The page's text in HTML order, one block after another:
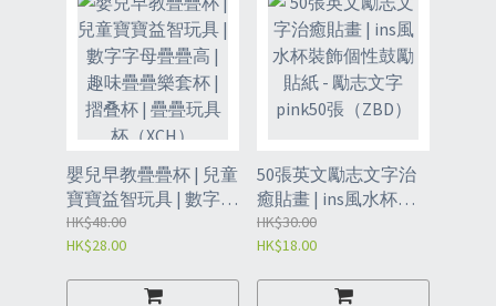
嬰兒早教疊疊杯 | 兒童
寶寶益智玩具 | 數字字
母疊疊高 | 趣味疊疊樂
套杯 | 摺叠杯 | 疊疊玩
HK$48.00
HK$28.00
50張英文勵志文字治
癒貼畫 | ins風水杯裝
飾個性鼓勵貼紙 - 勵志
文字pink50張（ZBD）
HK$30.00
HK$18.00